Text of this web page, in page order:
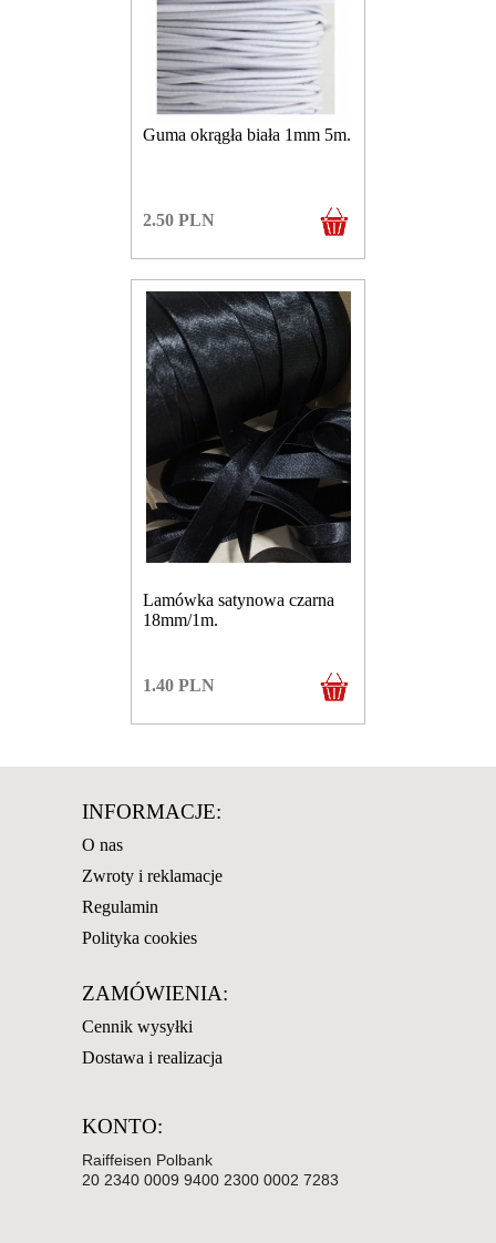
Guma okrągła biała 1mm 5m.
2.50 PLN
Lamówka satynowa czarna
18mm/1m.
1.40 PLN
INFORMACJE:
O nas
Zwroty i reklamacje
Regulamin
Polityka cookies
ZAMÓWIENIA:
Cennik wysyłki
Dostawa i realizacja
KONTO:
Raiffeisen Polbank
20 2340 0009 9400 2300 0002 7283